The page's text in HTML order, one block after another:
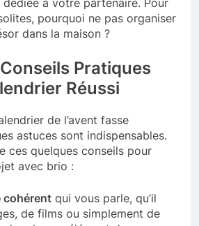
à votre partenaire. Pour
pourquoi ne pas organiser
dans la maison ?
Pratiques
Réussi
de l’avent fasse
astuces sont indispensables.
ces quelques conseils pour
avec brio :
cohérent qui vous parle, qu’il
de films ou simplement de